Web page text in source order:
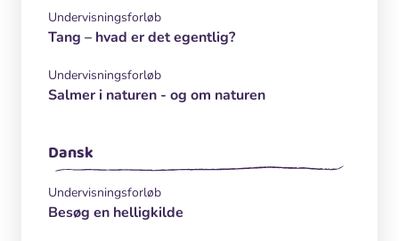
Undervisningsforløb
Tang – hvad er det egentlig?
Undervisningsforløb
Salmer i naturen - og om naturen
Dansk
Undervisningsforløb
Besøg en helligkilde